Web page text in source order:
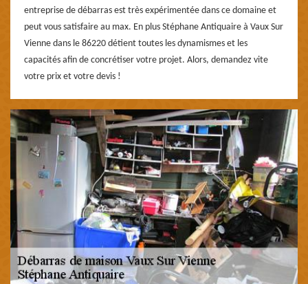
entreprise de débarras est très expérimentée dans ce domaine et
peut vous satisfaire au max. En plus Stéphane Antiquaire à Vaux Sur
Vienne dans le 86220 détient toutes les dynamismes et les
capacités afin de concrétiser votre projet. Alors, demandez vite
votre prix et votre devis !